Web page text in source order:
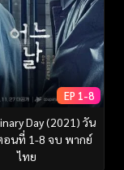
EP 1-8
Day (2021) วัน
อนที่ 1-8 จบ พากย์
ไทย